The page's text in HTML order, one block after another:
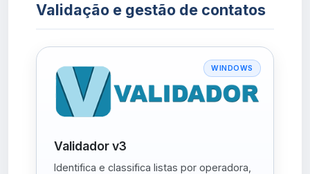
Validação e gestão de contatos
WINDOWS
Validador v3
Identifica e classifica listas por operadora,